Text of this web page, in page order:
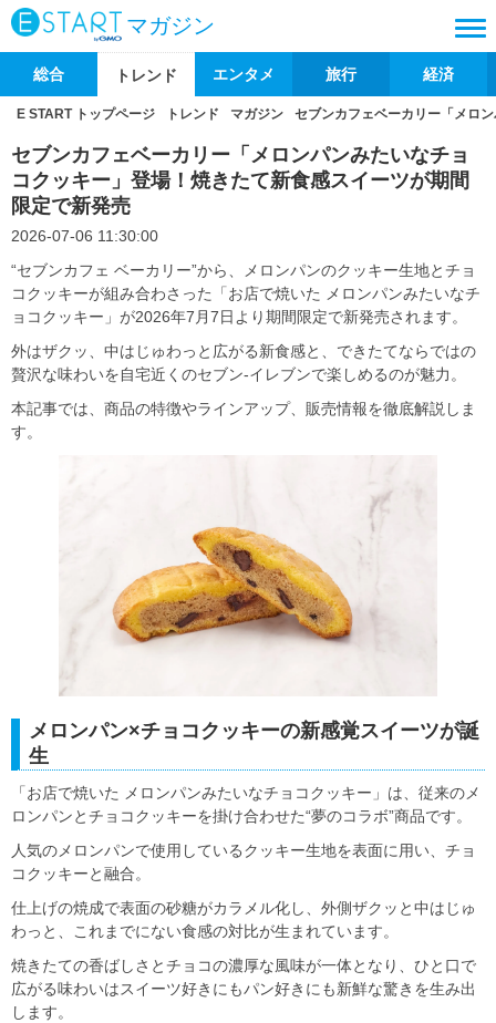
マガジン
総合 トレンド エンタメ 旅行 経済
E START トップページ トレンド マガジン セブンカフェベーカリー「メロ
セブンカフェベーカリー「メロンパンみたいなチョ
コクッキー」登場！焼きたて新食感スイーツが期間
限定で新発売
2026-07-06 11:30:00
“セブンカフェ ベーカリー”から、メロンパンのクッキー生地とチョ
コクッキーが組み合わさった「お店で焼いた メロンパンみたいなチ
ョコクッキー」が2026年7月7日より期間限定で新発売されます。
外はザクッ、中はじゅわっと広がる新食感と、できたてならではの
贅沢な味わいを自宅近くのセブン‐イレブンで楽しめるのが魅力。
本記事では、商品の特徴やラインアップ、販売情報を徹底解説しま
す。
メロンパン×チョコクッキーの新感覚スイーツが誕
生
「お店で焼いた メロンパンみたいなチョコクッキー」は、従来のメ
ロンパンとチョコクッキーを掛け合わせた“夢のコラボ”商品です。
人気のメロンパンで使用しているクッキー生地を表面に用い、チョ
コクッキーと融合。
仕上げの焼成で表面の砂糖がカラメル化し、外側ザクッと中はじゅ
わっと、これまでにない食感の対比が生まれています。
焼きたての香ばしさとチョコの濃厚な風味が一体となり、ひと口で
広がる味わいはスイーツ好きにもパン好きにも新鮮な驚きを生み出
します。